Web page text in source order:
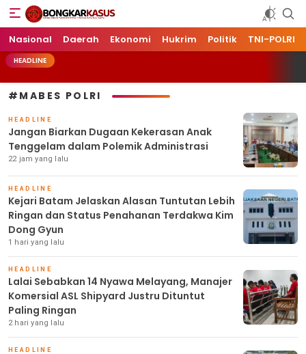
Bongkarkasus.com
Mengungkap Tabir Peristiwa Dengan Data dan Fakta
Nasional Daerah Ekonomi Hukrim Politik TNI-POLRI
HEADLINE
#MABES POLRI
HEADLINE
Jangan Biarkan Dugaan Kekerasan Anak
Tenggelam dalam Polemik Administrasi
22 jam yang lalu
HEADLINE
Kejari Batam Jelaskan Alasan Tuntutan Lebih
Ringan dan Status Penahanan Terdakwa Kim
Dong Gyun
1 hari yang lalu
HEADLINE
Lalai Sebabkan 14 Nyawa Melayang, Manajer
Komersial ASL Shipyard Justru Dituntut
Paling Ringan
2 hari yang lalu
HEADLINE